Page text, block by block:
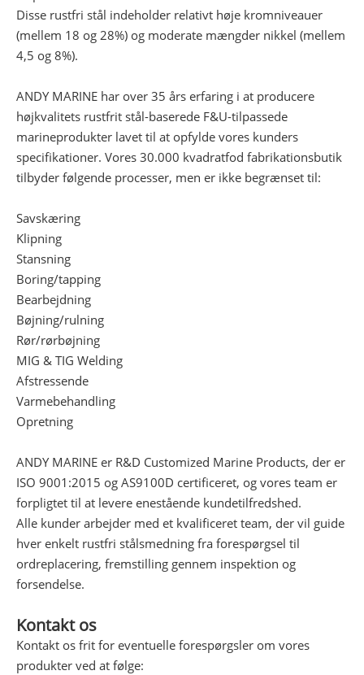
Disse rustfri stål indeholder relativt høje kromniveauer
(mellem 18 og 28%) og moderate mængder nikkel (mellem
4,5 og 8%).
ANDY MARINE har over 35 års erfaring i at producere
højkvalitets rustfrit stål-baserede F&U-tilpassede
marineprodukter lavet til at opfylde vores kunders
specifikationer. Vores 30.000 kvadratfod fabrikationsbutik
tilbyder følgende processer, men er ikke begrænset til:
Savskæring
Klipning
Stansning
Boring/tapping
Bearbejdning
Bøjning/rulning
Rør/rørbøjning
MIG & TIG Welding
Afstressende
Varmebehandling
Opretning
ANDY MARINE er R&D Customized Marine Products, der er
ISO 9001:2015 og AS9100D certificeret, og vores team er
forpligtet til at levere enestående kundetilfredshed.
Alle kunder arbejder med et kvalificeret team, der vil guide
hver enkelt rustfri stålsmedning fra forespørgsel til
ordreplacering, fremstilling gennem inspektion og
forsendelse.
Kontakt os
Kontakt os frit for eventuelle forespørgsler om vores
produkter ved at følge: